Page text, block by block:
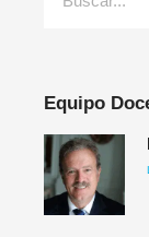
Equipo